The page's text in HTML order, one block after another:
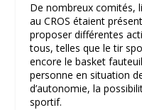
De nombreux comités,
au CROS étaient
proposer différentes
tous, telles que le tir
encore le basket
personne en situation
d’autonomie, la
sportif.